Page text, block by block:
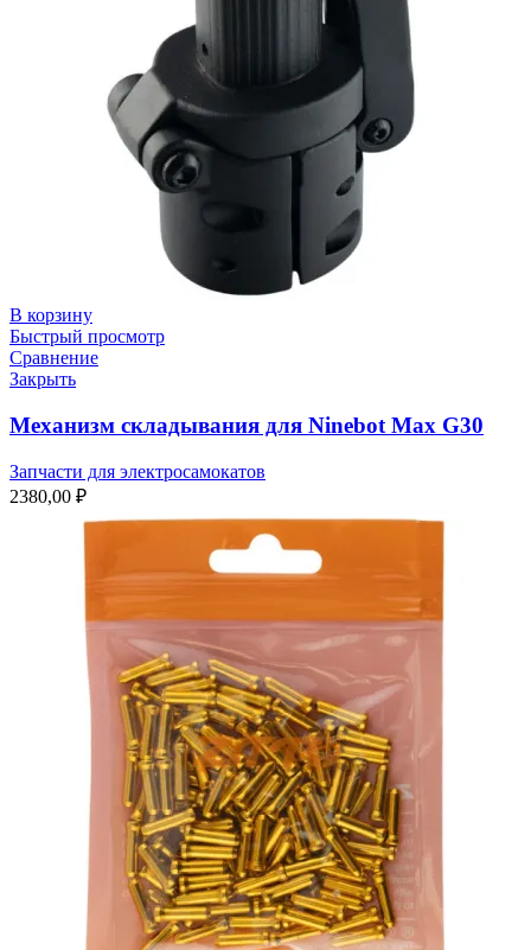
В корзину
Быстрый просмотр
Сравнение
Закрыть
Механизм складывания для Ninebot Max G30
Запчасти для электросамокатов
2380,00 ₽